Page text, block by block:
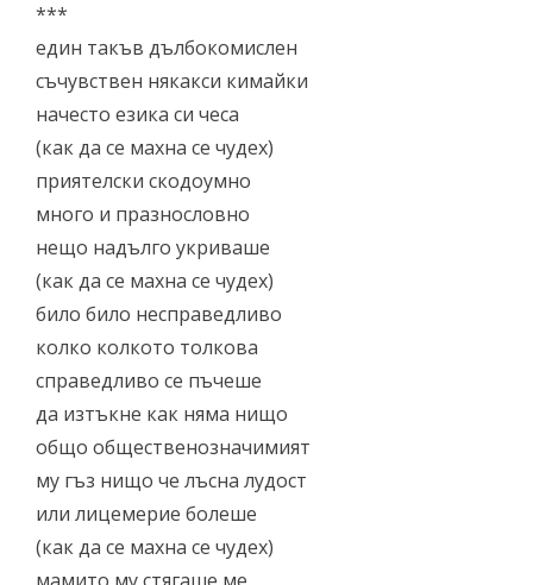
***
един такъв дълбокомислен
съчувствен някакси кимайки
начесто езика си чеса
(как да се махна се чудех)
приятелски скодоумно
много и празнословно
нещо надълго укриваше
(как да се махна се чудех)
било било несправедливо
колко колкото толкова
справедливо се пъчеше
да изтъкне как няма нищо
общо общественозначимият
му гъз нищо че лъсна лудост
или лицемерие болеше
(как да се махна се чудех)